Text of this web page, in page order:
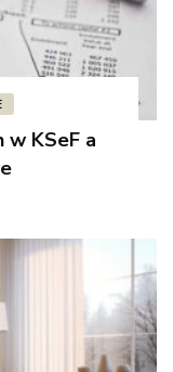
KSeF a